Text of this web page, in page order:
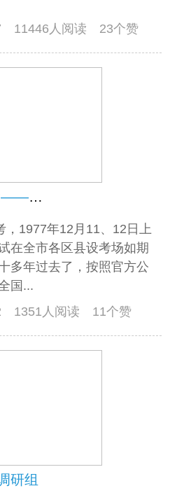
11446人阅读 23个赞
自信勇气 改变命运——往事钩沉之（十三）
，1977年12月11、12日上
在全市各区县设考场如期
多年过去了，按照官方公
国...
1351人阅读 11个赞
研组